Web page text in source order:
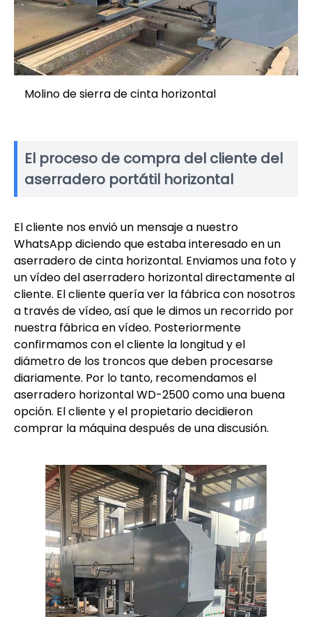
Molino de sierra de cinta horizontal
El proceso de compra del cliente del
aserradero portátil horizontal
El cliente nos envió un mensaje a nuestro
WhatsApp diciendo que estaba interesado en un
aserradero de cinta horizontal. Enviamos una foto y
un vídeo del aserradero horizontal directamente al
cliente. El cliente quería ver la fábrica con nosotros
a través de vídeo, así que le dimos un recorrido por
nuestra fábrica en vídeo. Posteriormente
confirmamos con el cliente la longitud y el
diámetro de los troncos que deben procesarse
diariamente. Por lo tanto, recomendamos el
aserradero horizontal WD-2500 como una buena
opción. El cliente y el propietario decidieron
comprar la máquina después de una discusión.